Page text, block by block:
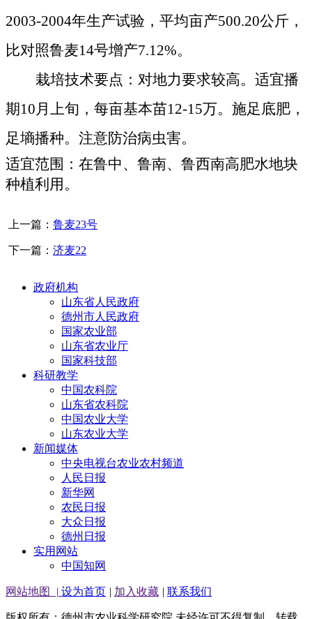
2003-2004年生产试验，平均亩产500.20公斤，
比对照鲁麦14号增产7.12%。
栽培技术要点：对地力要求较高。适宜播
期10月上旬，每亩基本苗12-15万。施足底肥，
足墒播种。注意防治病虫害。
适宜范围：在鲁中、鲁南、鲁西南高肥水地块
种植利用。
上一篇： 鲁麦23号
下一篇： 济麦22
政府机构
山东省人民政府
德州市人民政府
国家农业部
山东省农业厅
国家科技部
科研教学
中国农科院
山东省农科院
中国农业大学
山东农业大学
新闻媒体
中央电视台农业农村频道
人民日报
新华网
农民日报
大众日报
德州日报
实用网站
中国知网
网站地图 | 设为首页 | 加入收藏 | 联系我们